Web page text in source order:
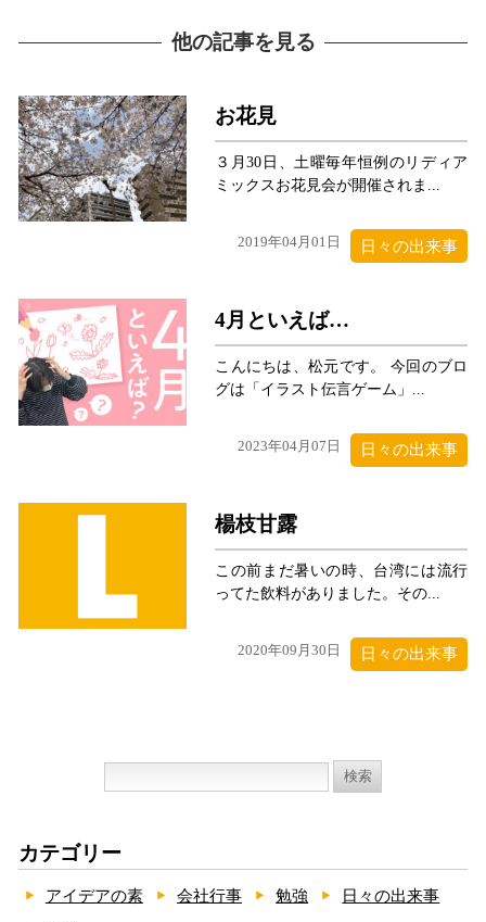
他の記事を見る
お花見
３月30日、土曜毎年恒例のリディア
ミックスお花見会が開催されま...
2019年04月01日 日々の出来事
4月といえば…
こんにちは、松元です。 今回のブロ
グは「イラスト伝言ゲーム」...
2023年04月07日 日々の出来事
楊枝甘露
この前まだ暑いの時、台湾には流行
ってた飲料がありました。その...
2020年09月30日 日々の出来事
検
カテゴリー
アイデアの素 会社行事 勉強 日々の出来事